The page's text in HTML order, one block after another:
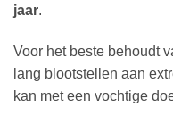
jaar.
Voor het beste behoudt
lang blootstellen aan
kan met een vochtige